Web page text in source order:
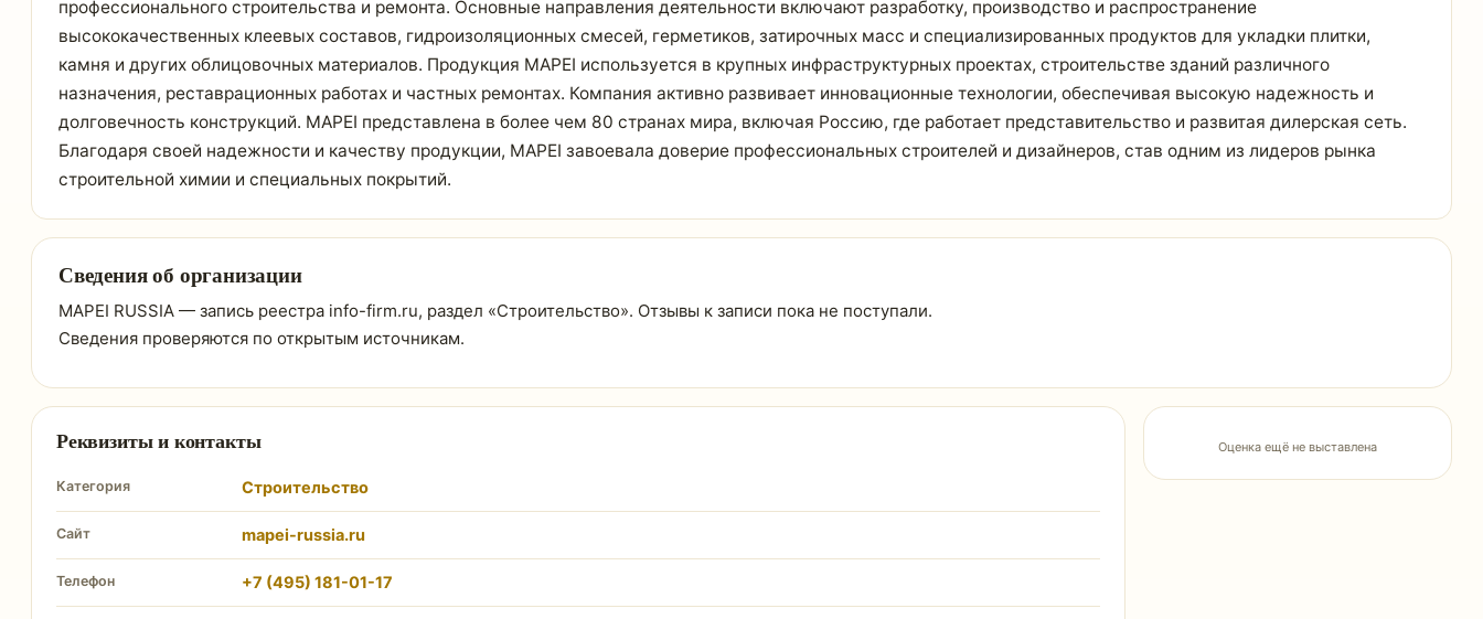
профессионального строительства и ремонта. Основные направления деятельности включают разработку, производство и распространение
высококачественных клеевых составов, гидроизоляционных смесей, герметиков, затирочных масс и специализированных продуктов для укладки плитки,
камня и других облицовочных материалов. Продукция MAPEI используется в крупных инфраструктурных проектах, строительстве зданий различного
назначения, реставрационных работах и частных ремонтах. Компания активно развивает инновационные технологии, обеспечивая высокую надежность и
долговечность конструкций. MAPEI представлена в более чем 80 странах мира, включая Россию, где работает представительство и развитая дилерская сеть.
Благодаря своей надежности и качеству продукции, MAPEI завоевала доверие профессиональных строителей и дизайнеров, став одним из лидеров рынка
строительной химии и специальных покрытий.
Сведения об организации
MAPEI RUSSIA — запись реестра info-firm.ru, раздел «Строительство». Отзывы к записи пока не поступали.
Сведения проверяются по открытым источникам.
Реквизиты и контакты
Категория Строительство
Сайт mapei-russia.ru
Телефон +7 (495) 181-01-17
Оценка ещё не выставлена